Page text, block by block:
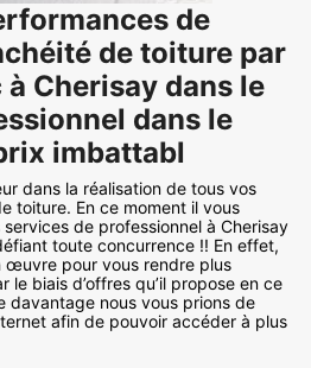
de
de toiture par
Cherisay dans le
dans le
imbattabl
dans la réalisation de tous vos
toiture. En ce moment il vous
de professionnel à Cherisay
toute concurrence !! En effet,
œuvre pour vous rendre plus
le biais d’offres qu’il propose en ce
davantage nous vous prions de
afin de pouvoir accéder à plus